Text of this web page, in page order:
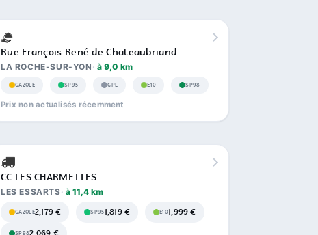
Rue François René de Chateaubriand
LA ROCHE-SUR-YON à 9,0 km
GAZOLE SP95 GPL E10 SP98
Prix non actualisés récemment
CC LES CHARMETTES
LES ESSARTS à 11,4 km
GAZOLE2,179 € SP951,819 € E101,999 €
SP98